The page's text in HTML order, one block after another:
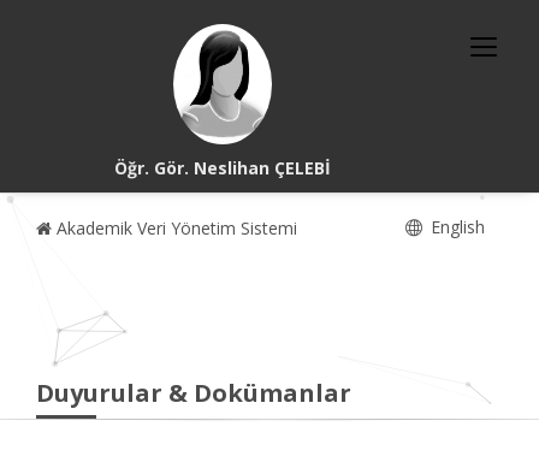
Öğr. Gör. Neslihan ÇELEBİ
Akademik Veri Yönetim Sistemi English
Duyurular & Dokümanlar